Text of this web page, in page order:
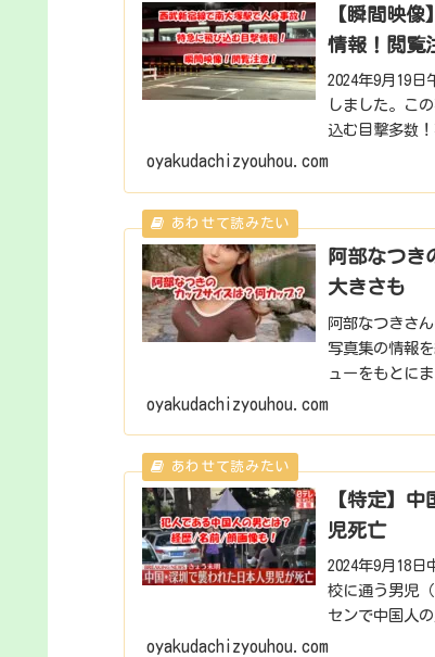
【瞬間映
情報！閲覧
2024年9月19
しました。こ
込む目撃多数
日 西...
oyakudachizyouhou.com
阿部なつき
大きさも
阿部なつきさ
写真集の情報
ューをもとに
oyakudachizyouhou.com
【特定】
児死亡
2024年9月18
校に通う男児
センで中国人
日未明に死亡
oyakudachizyouhou.com